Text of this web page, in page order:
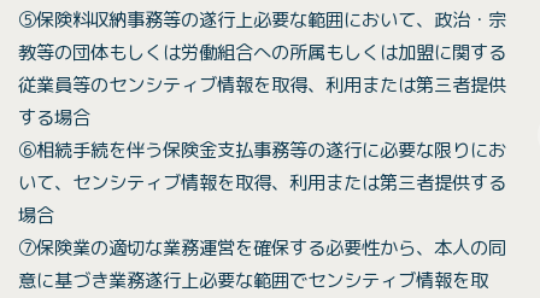
⑤保険料収納事務等の遂行上必要な範囲において、政治・宗
教等の団体もしくは労働組合への所属もしくは加盟に関する
従業員等のセンシティブ情報を取得、利用または第三者提供
する場合
⑥相続手続を伴う保険金支払事務等の遂行に必要な限りにお
いて、センシティブ情報を取得、利用または第三者提供する
場合
⑦保険業の適切な業務運営を確保する必要性から、本人の同
意に基づき業務遂行上必要な範囲でセンシティブ情報を取